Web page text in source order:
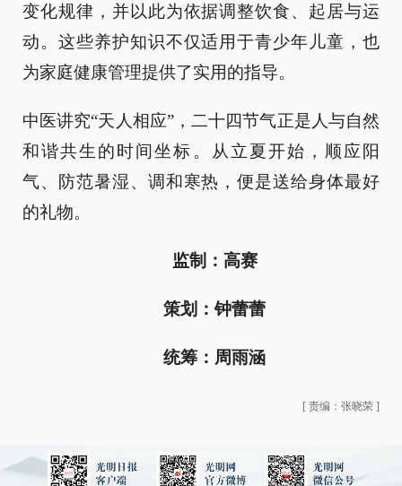
变化规律，并以此为依据调整饮食、起居与运
动。这些养护知识不仅适用于青少年儿童，也
为家庭健康管理提供了实用的指导。
中医讲究“天人相应”，二十四节气正是人与自然
和谐共生的时间坐标。从立夏开始，顺应阳
气、防范暑湿、调和寒热，便是送给身体最好
的礼物。
监制：高赛
策划：钟蕾蕾
统筹：周雨涵
[ 责编：张晓荣 ]